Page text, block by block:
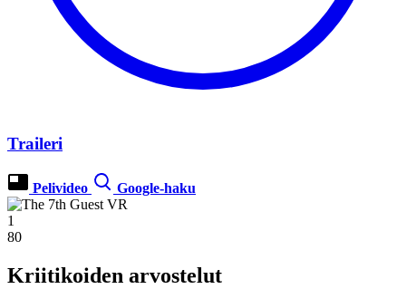
Traileri
Pelivideo Google-haku
1
80
Kriitikoiden arvostelut